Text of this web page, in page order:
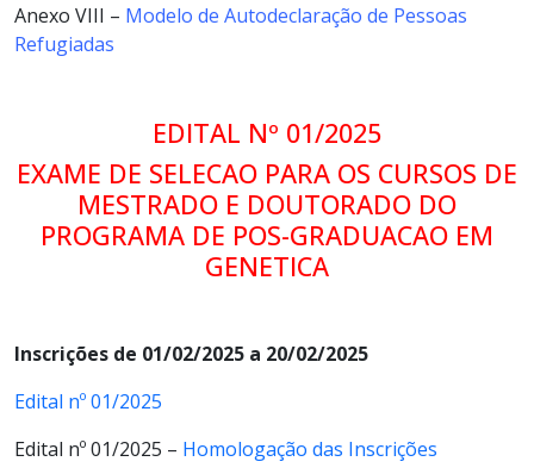
Anexo VIII – Modelo de Autodeclaração de Pessoas
Refugiadas
EDITAL Nº 01/2025
EXAME DE SELECAO PARA OS CURSOS DE
MESTRADO E DOUTORADO DO
PROGRAMA DE POS-GRADUACAO EM
GENETICA
Inscrições de 01/02/2025 a 20/02/2025
Edital nº 01/2025
Edital nº 01/2025 – Homologação das Inscrições